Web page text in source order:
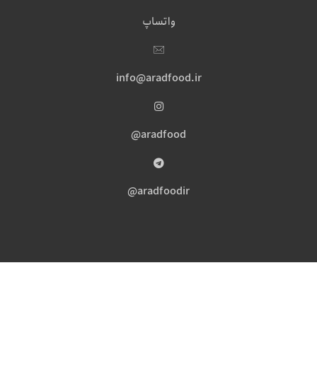
واتساپ
info@aradfood.ir
aradfood@
aradfoodir@